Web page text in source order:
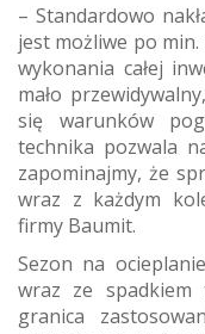
– Standardowo
jest możliwe po min.
wykonania całej
mało
się warunków
technika pozwala
zapominajmy, że
wraz z każdym
firmy Baumit.
Sezon na
wraz ze spadkiem
granica